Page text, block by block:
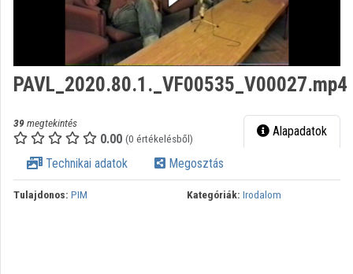
Intézmények
Közreműködők
Megjelenés:
PAVL_2020.80.1._VF00535_V00027.mp4
39megtekintés
0.00 (0 értékelésből) Alapadatok
Technikai adatok Megosztás
Tulajdonos: PIM Kategóriák: Irodalom